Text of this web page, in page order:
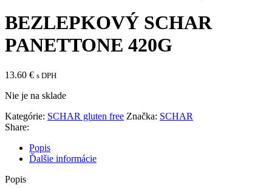
BEZLEPKOVÝ SCHAR
PANETTONE 420G
13.60 € s DPH
Nie je na sklade
Kategórie: SCHAR gluten free Značka: SCHAR
Share:
Popis
Ďalšie informácie
Popis